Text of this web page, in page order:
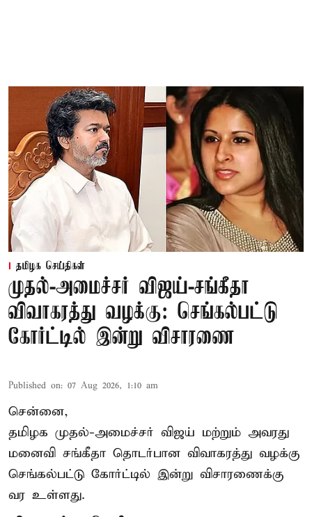
தமிழக செய்திகள்
முதல்-அமைச்சர் விஜய்-சங்கீதா
விவாகரத்து வழக்கு: செங்கல்பட்டு
கோர்ட்டில் இன்று விசாரணை
Published on: 07 Aug 2026, 1:10 am
சென்னை,
தமிழக முதல்-அமைச்சர் விஜய் மற்றும் அவரது
மனைவி சங்கீதா தொடர்பான விவாகரத்து வழக்கு
செங்கல்பட்டு கோர்ட்டில் இன்று விசாரணைக்கு
வர உள்ளது.